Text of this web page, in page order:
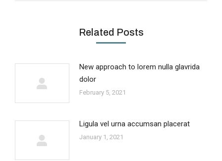
Related Posts
New approach to lorem nulla glavrida
dolor
February 5, 2021
Ligula vel urna accumsan placerat
January 1, 2021